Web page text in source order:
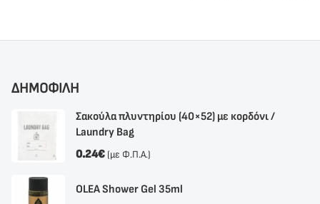
ΔΗΜΟΦΙΛΗ
Σακούλα πλυντηρίου (40×52) με κορδόνι /
Laundry Bag
0.24€ (με Φ.Π.Α.)
OLEA Shower Gel 35ml